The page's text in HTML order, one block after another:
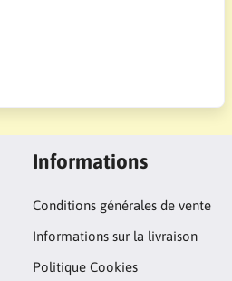
Informations
Conditions générales de vente
Informations sur la livraison
Politique Cookies